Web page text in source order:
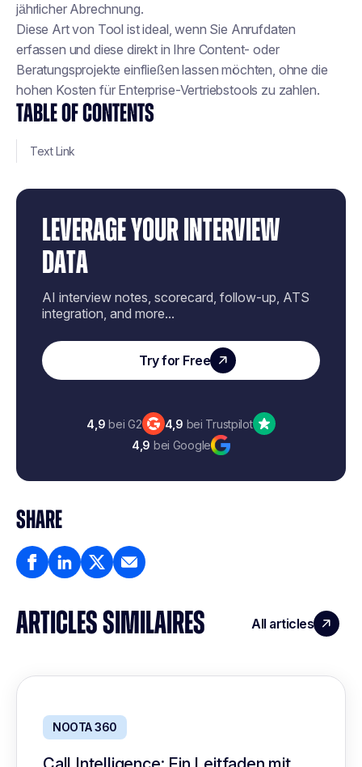
TABLE OF CONTENTS
Text Link
LEVERAGE YOUR INTERVIEW
DATA
AI interview notes, scorecard, follow-up, ATS
integration, and more...
Try for Free
4,9 bei G2 4,9 bei Trustpilot
4,9 bei Google
SHARE
jährlicher Abrechnung.
Diese Art von Tool ist ideal, wenn Sie Anrufdaten
erfassen und diese direkt in Ihre Content- oder
Beratungsprojekte einfließen lassen möchten, ohne die
hohen Kosten für Enterprise-Vertriebstools zu zahlen.
ARTICLES SIMILAIRES All articles
NOOTA 360